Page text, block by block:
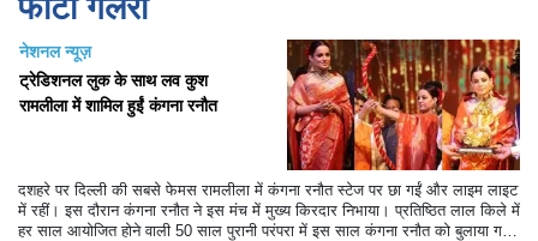
फोटो गेलरी
नेशनल न्यूज़
ट्रेडिशनल लुक के साथ लव कुश
रामलीला में शामिल हुईं कंगना रनौत
दशहरे पर दिल्ली की सबसे फेमस रामलीला में कंगना रनौत स्टेज पर छा गईं और लाइम लाइट
में रहीं। इस दौरान कंगना रनौत ने इस मंच में मुख्य किरदार निभाया। प्रतिष्ठित लाल किले में
हर साल आयोजित होने वाली 50 साल पुरानी परंपरा में इस साल कंगना रनौत को बुलाया ग